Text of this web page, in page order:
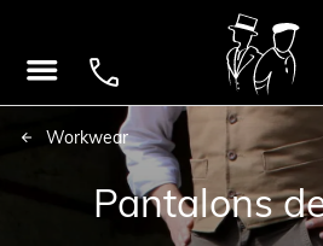
 
Workwear
Pantalons